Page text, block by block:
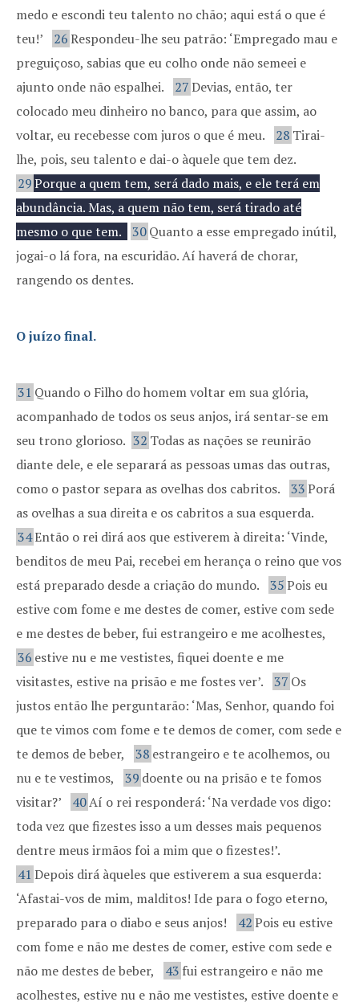
medo e escondi teu talento no chão; aqui está o que é
teu!’
26Respondeu-lhe seu patrão: ‘Empregado mau e
preguiçoso, sabias que eu colho onde não semeei e
ajunto onde não espalhei.
27Devias, então, ter
colocado meu dinheiro no banco, para que assim, ao
voltar, eu recebesse com juros o que é meu.
28 Tirai-
lhe, pois, seu talento e dai-o àquele que tem dez.
29Porque a quem tem, será dado mais, e ele terá em
abundância. Mas, a quem não tem, será tirado até
mesmo o que tem.
30Quanto a esse empregado inútil,
jogai-o lá fora, na escuridão. Aí haverá de chorar,
rangendo os dentes.
O juízo final.
31 Quando o Filho do homem voltar em sua glória,
acompanhado de todos os seus anjos, irá sentar-se em
seu trono glorioso. 32 Todas as nações se reunirão
diante dele, e ele separará as pessoas umas das outras,
como o pastor separa as ovelhas dos cabritos.
33Porá
as ovelhas a sua direita e os cabritos a sua esquerda.
34Então o rei dirá aos que estiverem à direita: ‘Vinde,
benditos de meu Pai, recebei em herança o reino que vos
está preparado desde a criação do mundo.
35Pois eu
estive com fome e me destes de comer, estive com sede
e me destes de beber, fui estrangeiro e me acolhestes,
36 estive nu e me vestistes, fiquei doente e me
visitastes, estive na prisão e me fostes ver’.
37 Os
justos então lhe perguntarão: ‘Mas, Senhor, quando foi
que te vimos com fome e te demos de comer, com sede e
te demos de beber,
38 estrangeiro e te acolhemos, ou
nu e te vestimos,
39 doente ou na prisão e te fomos
visitar?’
40Aí o rei responderá: ‘Na verdade vos digo:
toda vez que fizestes isso a um desses mais pequenos
dentre meus irmãos foi a mim que o fizestes!’.
41 Depois dirá àqueles que estiverem a sua esquerda:
‘Afastai-vos de mim, malditos! Ide para o fogo eterno,
preparado para o diabo e seus anjos!
42Pois eu estive
com fome e não me destes de comer, estive com sede e
não me destes de beber,
43 fui estrangeiro e não me
acolhestes, estive nu e não me vestistes, estive doente e